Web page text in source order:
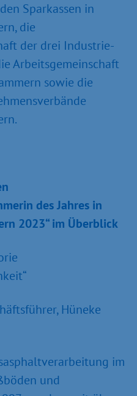
Sparkassen in
die
der drei Industrie-
Arbeitsgemeinschaft
sowie die
des Jahres in
2023“ im Überblick
Hüneke
im
und